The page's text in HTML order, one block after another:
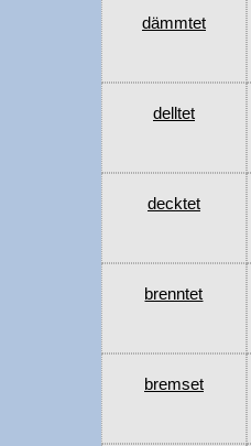
dämmtet
delltet
decktet
brenntet
bremset